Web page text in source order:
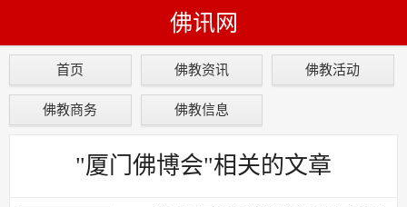
佛讯网
首页 佛教资讯 佛教活动
佛教商务 佛教信息
"厦门佛博会"相关的文章